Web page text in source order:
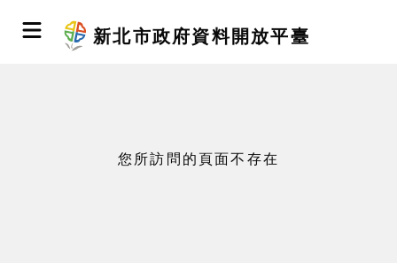
新北市政府資料開放平臺
您所訪問的頁面不存在